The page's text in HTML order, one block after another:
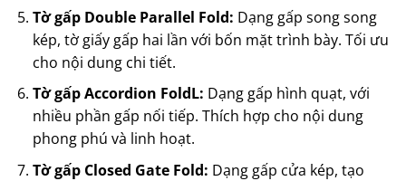
Tờ gấp Double Parallel Fold: Dạng gấp song song
kép, tờ giấy gấp hai lần với bốn mặt trình bày. Tối ưu
cho nội dung chi tiết.
Tờ gấp Accordion FoldL: Dạng gấp hình quạt, với
nhiều phần gấp nối tiếp. Thích hợp cho nội dung
phong phú và linh hoạt.
Tờ gấp Closed Gate Fold: Dạng gấp cửa kép, tạo